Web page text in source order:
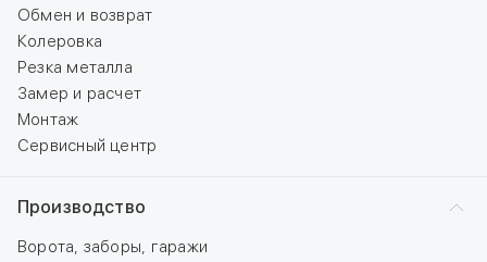
Обмен и возврат
Колеровка
Резка металла
Замер и расчет
Монтаж
Сервисный центр
Производство
Ворота, заборы, гаражи